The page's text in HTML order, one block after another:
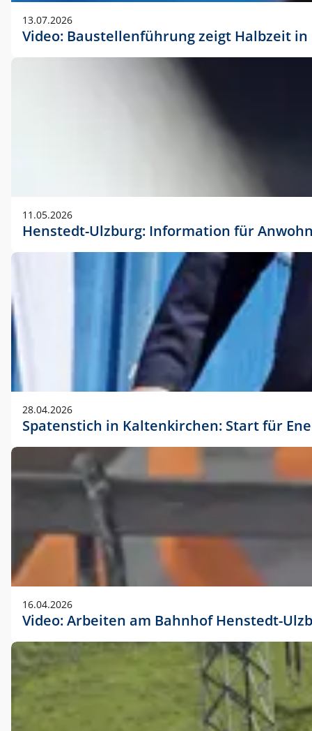
13.07.2026
Video: Baustellenführung zeigt Halbzeit
11.05.2026
Henstedt-Ulzburg: Information für
28.04.2026
Spatenstich in Kaltenkirchen: Start für
16.04.2026
Video: Arbeiten am Bahnhof Henstedt-